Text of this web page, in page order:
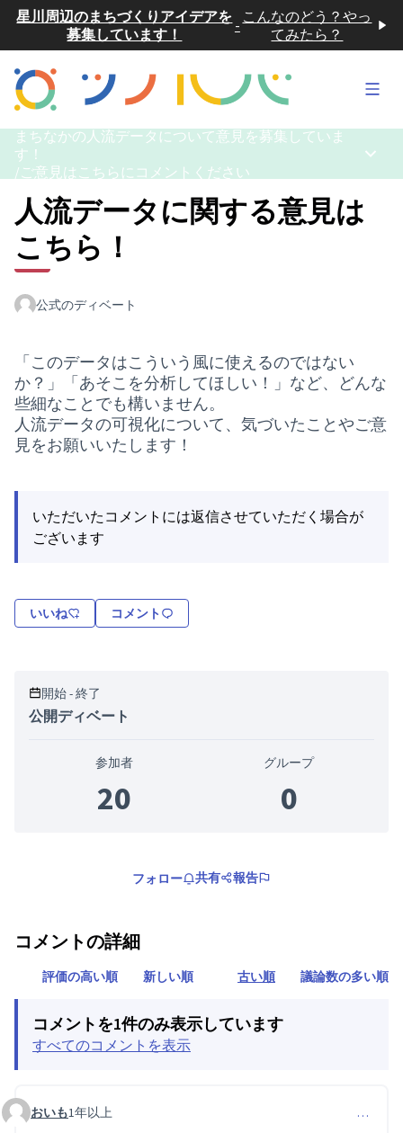
星川周辺のまちづくりアイデアを
募集しています！
- こんなのどう？やっ
てみたら？
メイ
まちなかの人流データについて意見を募集していま
す！
/ ご意見はこちらにコメントください
メイ
人流データに関する意見は
こちら！
公式のディベート
「このデータはこういう風に使えるのではない
か？」「あそこを分析してほしい！」など、どんな
些細なことでも構いません。
人流データの可視化について、気づいたことやご意
見をお願いいたします！
いただいたコメントには返信させていただく場合が
ございます
いいね コメント
開始 - 終了
公開ディベート
参加者
20
グループ
0
フォロー 共有 報告
コメントの詳細
評価の高い順 新しい順 古い順 議論数の多い順
コメントを1件のみ表示しています
すべてのコメントを表示
コメント 23
おいも1年以上 …